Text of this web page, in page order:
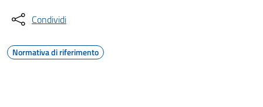
Condividi
Normativa di riferimento